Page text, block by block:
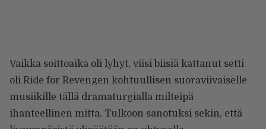
Vaikka soittoaika oli lyhyt, viisi biisiä kattanut setti
oli Ride for Revengen kohtuullisen suoraviivaiselle
musiikille tällä dramaturgialla milteipä
ihanteellinen mitta. Tulkoon sanotuksi sekin, että